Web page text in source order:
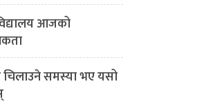
आजको
चिलाउने समस्या भए यसो